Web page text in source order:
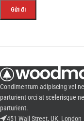
Condimentum adipiscing vel
parturient orci at scelerisque
parturient.
451 Wall Street, UK, London